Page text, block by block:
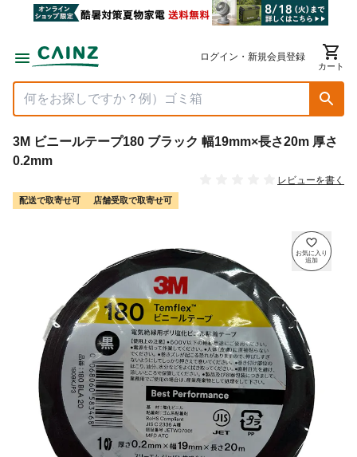
ログイン・新規会員登録
カート
3M ビニールテープ180 ブラック 幅19mm×長さ20m 厚さ
0.2mm
レビューを書く
配送で取寄せ可 店舗受取で取寄せ可